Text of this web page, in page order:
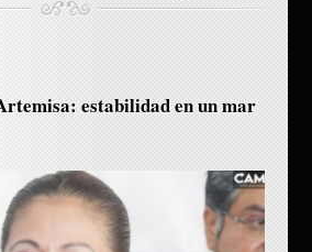
estabilidad en un mar